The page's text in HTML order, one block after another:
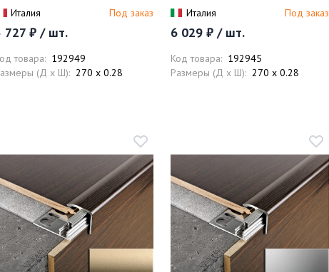
Италия Под заказ
727 ₽ / шт.
товара: 192949
(Д x Ш): 270 x 0.28
матовое)
Италия Под заказ
6 029 ₽ / шт.
Код товара: 192945
Размеры (Д x Ш): 270 x 0.28